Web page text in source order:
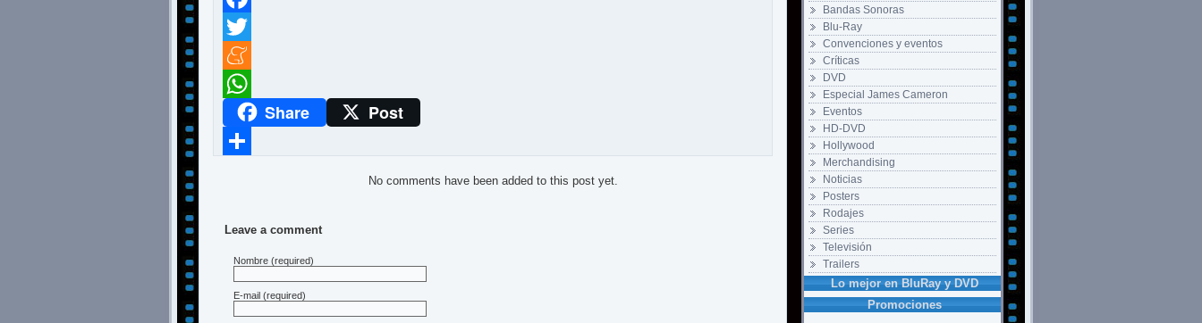
Bandas Sonoras
Blu-Ray
Convenciones y eventos
Críticas
DVD
Especial James Cameron
Eventos
HD-DVD
Hollywood
Merchandising
Noticias
Posters
Rodajes
Series
Televisión
Trailers
Lo mejor en BluRay y DVD
Promociones
Facebook
Twitter
Meneame
WhatsAppShare Post
No comments have been added to this post yet.
Leave a comment
Nombre (required)
E-mail (required)